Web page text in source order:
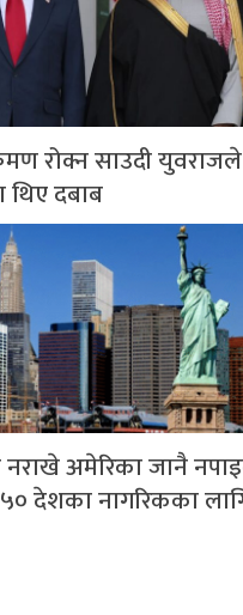
रोक्न साउदी युवराजले
थिए दबाब
नराखे अमेरिका जानै
देशका नागरिकका